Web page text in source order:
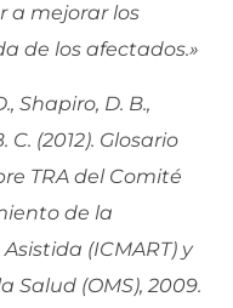
a mejorar los
de los afectados.»
Shapiro, D. B.,
C. (2012). Glosario
TRA del Comité
de la
(ICMART) y
Salud (OMS), 2009.